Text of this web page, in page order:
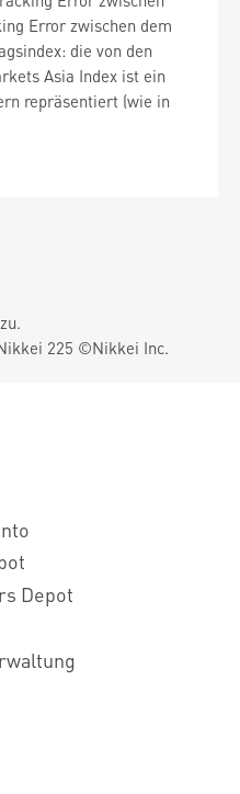
Error zwischen dem
die von den
Asia Index ist ein
repräsentiert (wie in
225 ©Nikkei Inc.
Depot